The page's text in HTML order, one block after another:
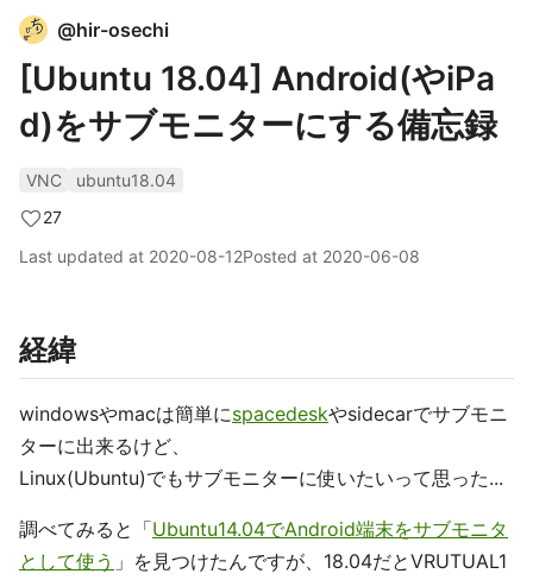
@hir-osechi
[Ubuntu 18.04] Android(やiPa
d)をサブモニターにする備忘録
VNC
ubuntu18.04
27
Last updated at 2020-08-12Posted at 2020-06-08
経緯
windowsやmacは簡単にspacedeskやsidecarでサブモニ
ターに出来るけど、
Linux(Ubuntu)でもサブモニターに使いたいって思った...
調べてみると「Ubuntu14.04でAndroid端末をサブモニタ
として使う 」を見つけたんですが、18.04だとVRUTUAL1